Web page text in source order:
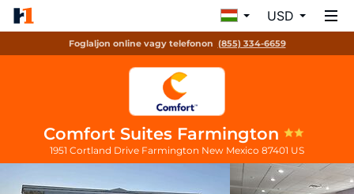
USD
Foglaljon online vagy telefonon (855) 334-6659
Comfort Suites Farmington
1951 Cortland Drive Farmington New Mexico 87401 US